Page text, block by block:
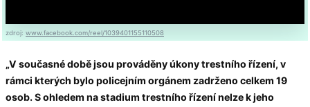
zdroj: www.facebook.com/reel/1039401155110508
„V současné době jsou prováděny úkony trestního řízení, v
rámci kterých bylo policejním orgánem zadrženo celkem 19
osob. S ohledem na stadium trestního řízení nelze k jeho